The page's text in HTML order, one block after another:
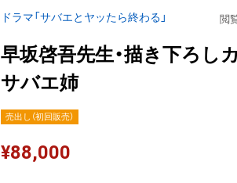
ドラマ「サバエとヤッたら終わる」 閲
早坂啓吾先生・描き下ろし
サバエ姉
売出し（初回販売）
¥88,000